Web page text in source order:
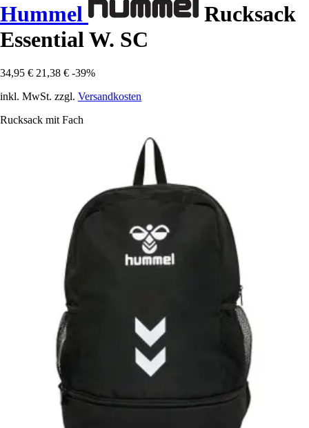
Hummel
Rucksack
Essential W. SC
34,95 € 21,38 € -39%
inkl. MwSt. zzgl. Versandkosten
Rucksack mit Fach